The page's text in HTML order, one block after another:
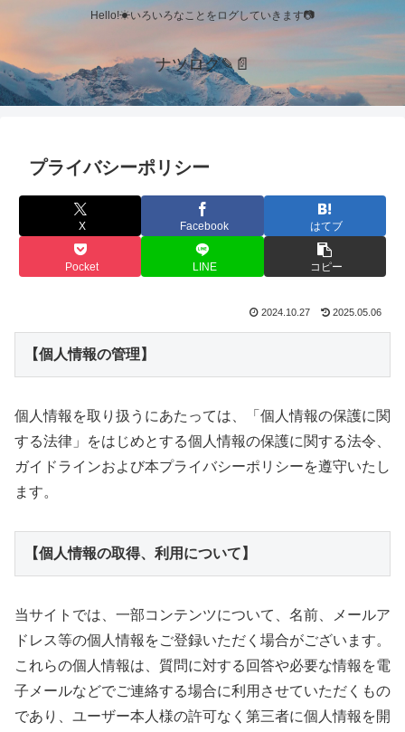
Hello!☀いろいろなことをログしていきます📷
ナツログ✎📄
プライバシーポリシー
X Facebook はてブ
Pocket LINE コピー
2024.10.27 2025.05.06
【個人情報の管理】
個人情報を取り扱うにあたっては、「個人情報の保護に関
する法律」をはじめとする個人情報の保護に関する法令、
ガイドラインおよび本プライバシーポリシーを遵守いたし
ます。
【個人情報の取得、利用について】
当サイトでは、一部コンテンツについて、名前、メールア
ドレス等の個人情報をご登録いただく場合がございます。
これらの個人情報は、質問に対する回答や必要な情報を電
子メールなどでご連絡する場合に利用させていただくもの
であり、ユーザー本人様の許可なく第三者に個人情報を開